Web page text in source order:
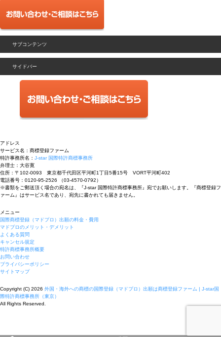
サブコンテンツ
サイドバー
アドレス
サービス名：商標登録ファーム
特許事務所名： J-star 国際特許商標事務所
弁理士：大谷寛
住所：〒102-0093 東京都千代田区平河町1丁目5番15号 VORT平河町402
電話番号：0120-95-2526 （03-4570-0792）
※書類をご郵送頂く場合の宛名は、『J-star 国際特許商標事務所』宛でお願いします。『商標登録フ
ァーム』はサービス名であり、宛先に書かれても届きません。
メニュー
国際商標登録（マドプロ）出願の料金・費用
マドプロのメリット・デメリット
よくある質問
キャンセル規定
特許商標事務所概要
お問い合わせ
プライバシーポリシー
サイトマップ
Copyright (C) 2026 外国・海外への商標の国際登録（マドプロ）出願は商標登録ファーム | J-star国
際特許商標事務所（東京）
All Rights Reserved.